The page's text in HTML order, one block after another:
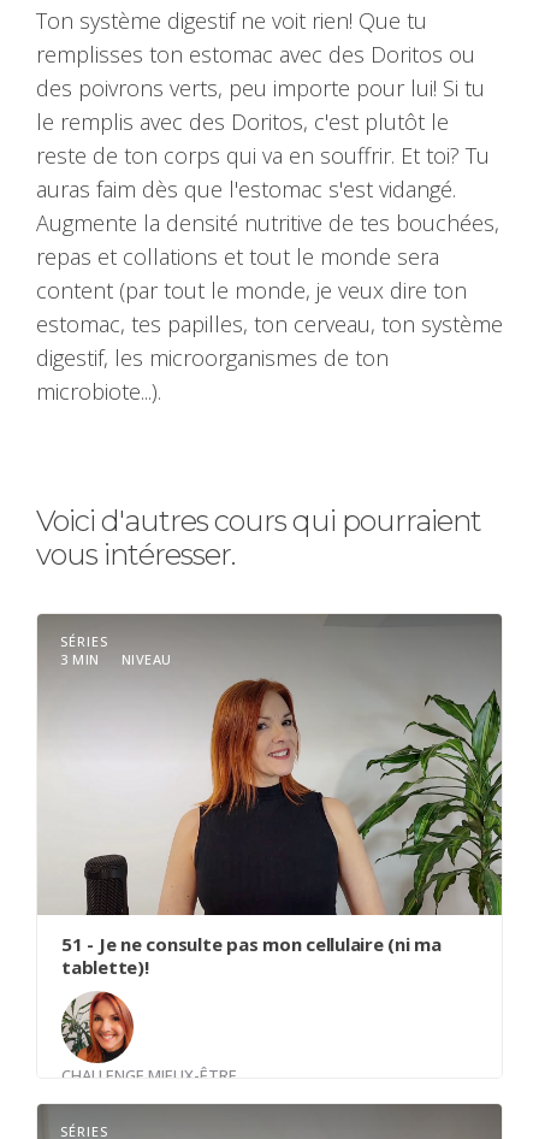
Ton système digestif ne voit rien! Que tu
remplisses ton estomac avec des Doritos ou
des poivrons verts, peu importe pour lui! Si tu
le remplis avec des Doritos, c'est plutôt le
reste de ton corps qui va en souffrir. Et toi? Tu
auras faim dès que l'estomac s'est vidangé.
Augmente la densité nutritive de tes bouchées,
repas et collations et tout le monde sera
content (par tout le monde, je veux dire ton
estomac, tes papilles, ton cerveau, ton système
digestif, les microorganismes de ton
microbiote...).
Voici d'autres cours qui pourraient
vous intéresser.
SÉRIES
3 MIN
NIVEAU
51 - Je ne consulte pas mon cellulaire (ni ma
tablette)!
CHALLENGE MIEUX-ÊTRE
AvecLouise Trudel
SÉRIES